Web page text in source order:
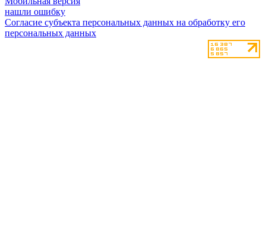
нашли ошибку
Согласие субъекта персональных данных на обработку его
персональных данных